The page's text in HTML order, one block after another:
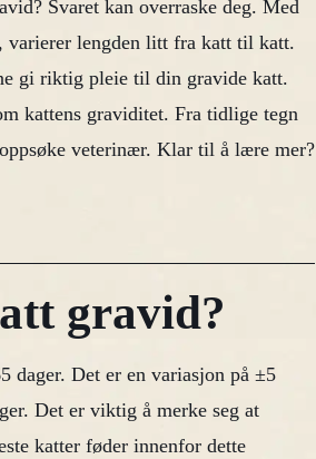
Svaret kan overraske deg. Med
varierer lengden litt fra katt til katt.
gi riktig pleie til din gravide katt.
kattens graviditet. Fra tidlige tegn
veterinær. Klar til å lære mer?
gravid?
dager. Det er en variasjon på ±5
Det er viktig å merke seg at
katter føder innenfor dette